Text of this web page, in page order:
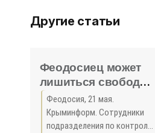
Другие статьи
Феодосиец может
лишиться свободы
на восемь лет за
сбыт
синтетического
Феодосия, 21 мая.
Крыминформ. Сотрудники
подразделения по контролю